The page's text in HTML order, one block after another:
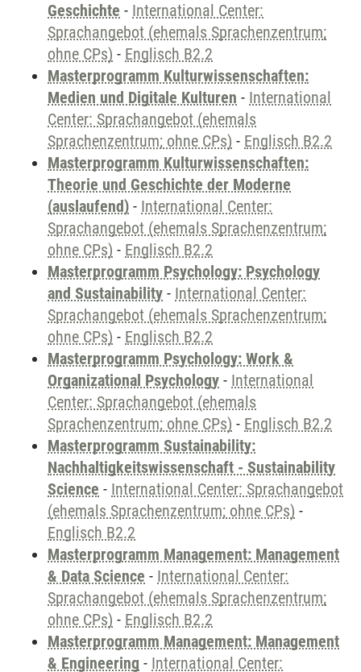
Geschichte - International Center:
Sprachangebot (ehemals Sprachenzentrum;
ohne CPs) - Englisch B2.2
Masterprogramm Kulturwissenschaften:
Medien und Digitale Kulturen - International
Center: Sprachangebot (ehemals
Sprachenzentrum; ohne CPs) - Englisch B2.2
Masterprogramm Kulturwissenschaften:
Theorie und Geschichte der Moderne
(auslaufend) - International Center:
Sprachangebot (ehemals Sprachenzentrum;
ohne CPs) - Englisch B2.2
Masterprogramm Psychology: Psychology
and Sustainability - International Center:
Sprachangebot (ehemals Sprachenzentrum;
ohne CPs) - Englisch B2.2
Masterprogramm Psychology: Work &
Organizational Psychology - International
Center: Sprachangebot (ehemals
Sprachenzentrum; ohne CPs) - Englisch B2.2
Masterprogramm Sustainability:
Nachhaltigkeitswissenschaft - Sustainability
Science - International Center: Sprachangebot
(ehemals Sprachenzentrum; ohne CPs) -
Englisch B2.2
Masterprogramm Management: Management
& Data Science - International Center:
Sprachangebot (ehemals Sprachenzentrum;
ohne CPs) - Englisch B2.2
Masterprogramm Management: Management
& Engineering - International Center: